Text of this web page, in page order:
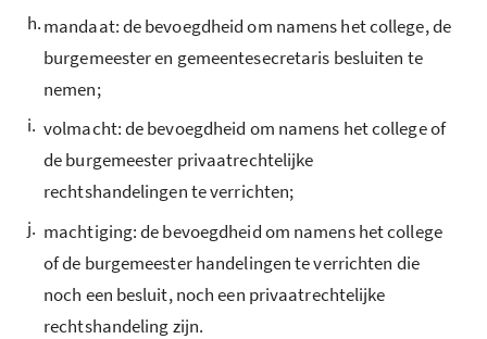
h.mandaat: de bevoegdheid om namens het college, de
burgemeester en gemeentesecretaris besluiten te
nemen;
i. volmacht: de bevoegdheid om namens het college of
de burgemeester privaatrechtelijke
rechtshandelingen te verrichten;
j. machtiging: de bevoegdheid om namens het college
of de burgemeester handelingen te verrichten die
noch een besluit, noch een privaatrechtelijke
rechtshandeling zijn.